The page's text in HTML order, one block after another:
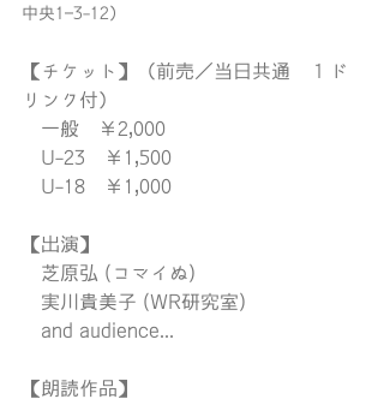
中央1−3-12）
【チケット】（前売／当日共通　１ド
リンク付）
一般　￥2,000
U-23　￥1,500
U-18　￥1,000
【出演】
芝原弘 (コマイぬ)
実川貴美子 (WR研究室)
and audience...
【朗読作品】